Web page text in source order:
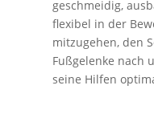
geschmeidig,
flexibel in der
mitzugehen, den
Fußgelenke nach
seine Hilfen